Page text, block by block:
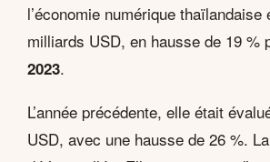
l’économie numérique
milliards USD, en hausse de 19 %
2023.
L’année précédente, elle était
USD, avec une hausse de 26 %.